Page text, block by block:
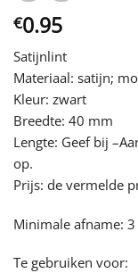
€0.95
Satijnlint
Materiaal: satijn;
Kleur: zwart
Breedte: 40 mm
Lengte: Geef bij
op.
Prijs: de vermelde
Minimale afname:
Te gebruiken voor: